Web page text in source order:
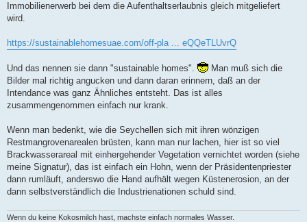
Immobilienerwerb bei dem die Aufenthaltserlaubnis gleich mitgeliefert
wird.
https://sustainablehomesuae.com/off-pla ... eQQeTLUvrQ
Und das nennen sie dann "sustainable homes".
Man muß sich die
Bilder mal richtig angucken und dann daran erinnern, daß an der
Intendance was ganz Ähnliches entsteht. Das ist alles
zusammengenommen einfach nur krank.
Wenn man bedenkt, wie die Seychellen sich mit ihren wönzigen
Restmangrovenarealen brüsten, kann man nur lachen, hier ist so viel
Brackwasserareal mit einhergehender Vegetation vernichtet worden (siehe
meine Signatur), das ist einfach ein Hohn, wenn der Präsidentenpriester
dann rumläuft, anderswo die Hand aufhält wegen Küstenerosion, an der
dann selbstverständlich die Industrienationen schuld sind.
Wenn du keine Kokosmilch hast, machste einfach normales Wasser.